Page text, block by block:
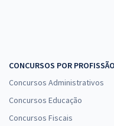
CONCURSOS POR PROFISSÃO
Concursos Administrativos
Concursos Educação
Concursos Fiscais